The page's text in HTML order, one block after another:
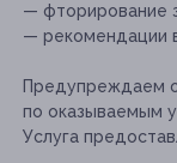
— фторирование
— рекомендации
Предупреждаем о
по оказываемым
Услуга